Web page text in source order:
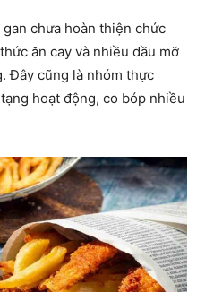
chưa hoàn thiện chức
ăn cay và nhiều dầu mỡ
Đây cũng là nhóm thực
hoạt động, co bóp nhiều